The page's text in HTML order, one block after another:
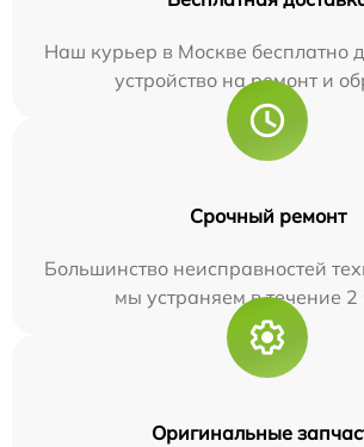
Наш курьер в Москве бесплатно
устройство на ремонт и
Срочный ремонт
Большинство неисправностей
мы устраняем в течение 2
Оригинальные